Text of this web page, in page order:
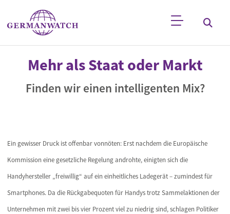
Direkt zum Inhalt
Stichwortsuche
Mehr als Staat oder Markt
Finden wir einen intelligenten Mix?
Ein gewisser Druck ist offenbar vonnöten: Erst nachdem die Europäische
Kommission eine gesetzliche Regelung androhte, einigten sich die
Handyhersteller „freiwillig“ auf ein einheitliches Ladegerät – zumindest für
Smartphones. Da die Rückgabequoten für Handys trotz Sammelaktionen der
Unternehmen mit zwei bis vier Prozent viel zu niedrig sind, schlagen Politiker